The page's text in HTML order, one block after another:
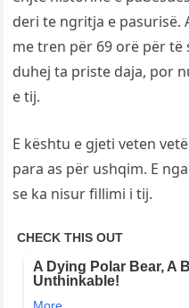
deri te ngritja e pasurisë.
me tren për 69 orë për të
duhej ta priste daja, por
e tij.
E kështu e gjeti veten
para as për ushqim. E
se ka nisur fillimi i tij.